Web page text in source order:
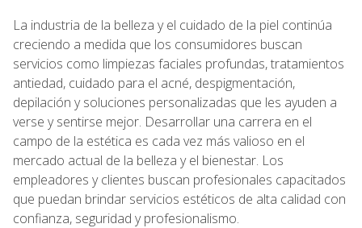
La industria de la belleza y el cuidado de la piel continúa
creciendo a medida que los consumidores buscan
servicios como limpiezas faciales profundas, tratamientos
antiedad, cuidado para el acné, despigmentación,
depilación y soluciones personalizadas que les ayuden a
verse y sentirse mejor. Desarrollar una carrera en el
campo de la estética es cada vez más valioso en el
mercado actual de la belleza y el bienestar. Los
empleadores y clientes buscan profesionales capacitados
que puedan brindar servicios estéticos de alta calidad con
confianza, seguridad y profesionalismo.